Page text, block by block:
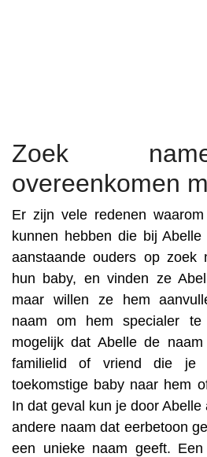
Zoek
overeenkomen
Er zijn vele redenen
kunnen hebben die bij
aanstaande ouders op zoek
hun baby, en vinden ze
maar willen ze hem
naam om hem specialer
mogelijk dat Abelle de
familielid of vriend die je
toekomstige baby naar hem
In dat geval kun je door
andere naam dat eerbetoon
een unieke naam geeft. Een